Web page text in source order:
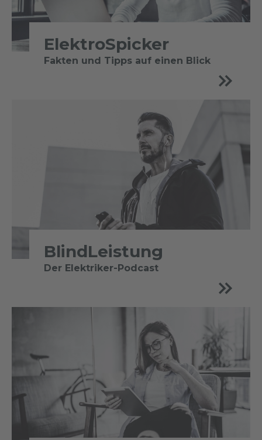
ElektroSpicker
Fakten und Tipps auf einen Blick
BlindLeistung
Der Elektriker-Podcast